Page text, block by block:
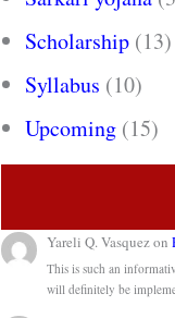
Scholarship (13)
Syllabus (10)
Upcoming (15)
Yareli Q. Vasquezon
This is such an
will definitely be